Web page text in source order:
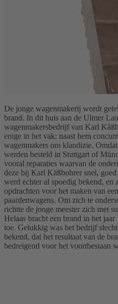
De jonge wagenmakerij wordt
brand. In dit huis aan de Ulmer
wagenmakersbedrijf van Karl
enige in het vak: naast hem
wagenmakers om klandizie.
werden besteld in Stuttgart of
vooral reparaties waarvan de
deze bij Karl Käßbohrer snel,
werd echter al spoedig bekend, en
opdrachten voor het maken van
paardenwagens. Om zich te
richtte de jonge meester zich met
Helaas bracht een brand in het
toe. Gelukkig was het bedrijf
bekend, dat het resultaat van de
bedreigend voor het voortbestaan